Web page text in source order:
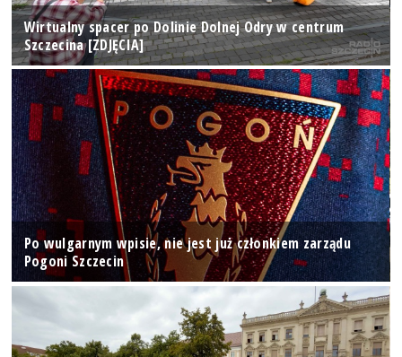
Wirtualny spacer po Dolinie Dolnej Odry w centrum
Szczecina [ZDJĘCIA]
Po wulgarnym wpisie, nie jest już członkiem zarządu
Pogoni Szczecin